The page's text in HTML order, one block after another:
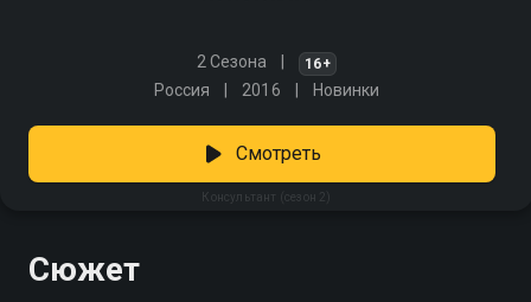
2 Сезона 16+
Россия 2016 Новинки
Консультант (сезон 2)
Смотреть
Сюжет